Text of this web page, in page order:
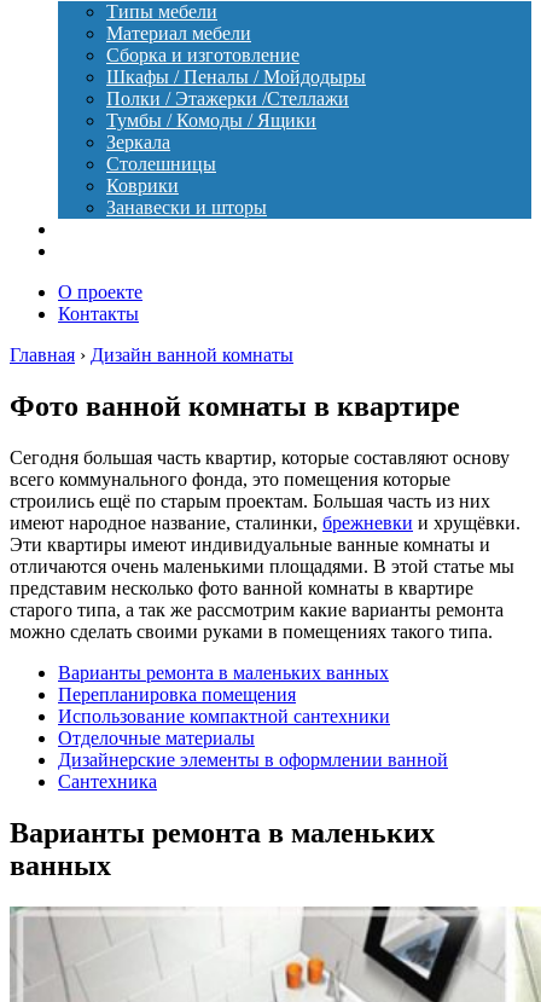
Типы мебели
Материал мебели
Сборка и изготовление
Шкафы / Пеналы / Мойдодыры
Полки / Этажерки /Стеллажи
Тумбы / Комоды / Ящики
Зеркала
Столешницы
Коврики
Занавески и шторы
О проекте
Контакты
Главная › Дизайн ванной комнаты
Фото ванной комнаты в квартире
Сегодня большая часть квартир, которые составляют основу
всего коммунального фонда, это помещения которые
строились ещё по старым проектам. Большая часть из них
имеют народное название, сталинки, брежневки и хрущёвки.
Эти квартиры имеют индивидуальные ванные комнаты и
отличаются очень маленькими площадями. В этой статье мы
представим несколько фото ванной комнаты в квартире
старого типа, а так же рассмотрим какие варианты ремонта
можно сделать своими руками в помещениях такого типа.
Варианты ремонта в маленьких ванных
Перепланировка помещения
Использование компактной сантехники
Отделочные материалы
Дизайнерские элементы в оформлении ванной
Сантехника
Варианты ремонта в маленьких
ванных